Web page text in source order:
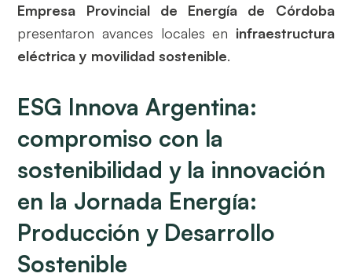
Empresa Provincial de Energía de Córdoba
presentaron avances locales en infraestructura
eléctrica y movilidad sostenible.
ESG Innova Argentina:
compromiso con la
sostenibilidad y la innovación
en la Jornada Energía:
Producción y Desarrollo
Sostenible